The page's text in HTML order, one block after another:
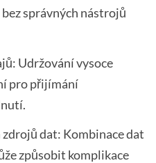
správných nástrojů
Udržování vysoce
pro přijímání
dat: Kombinace dat
způsobit komplikace